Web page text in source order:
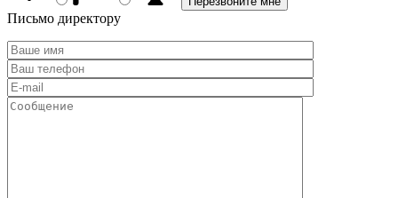
Письмо директору